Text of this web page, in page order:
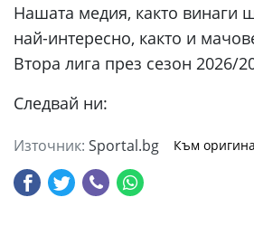
Нашата медия, както винаги
най-интересно, както и
Втора лига през сезон 2026/
Следвай ни:
Източник: Sportal.bg Към